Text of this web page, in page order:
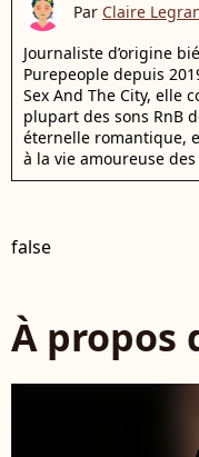
Par Claire
Journaliste d’origine
Purepeople depuis
Sex And The City, elle
plupart des sons RnB
éternelle romantique,
à la vie amoureuse
false
À propos